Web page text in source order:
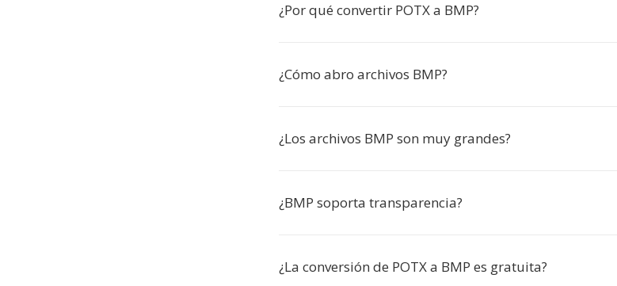
¿Por qué convertir POTX a BMP?
¿Cómo abro archivos BMP?
¿Los archivos BMP son muy grandes?
¿BMP soporta transparencia?
¿La conversión de POTX a BMP es gratuita?